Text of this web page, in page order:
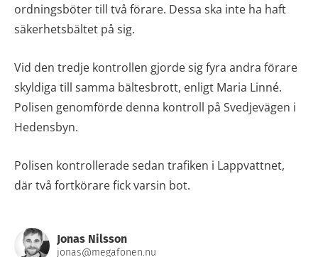
ordningsböter till två förare. Dessa ska inte ha haft
säkerhetsbältet på sig.
Vid den tredje kontrollen gjorde sig fyra andra förare
skyldiga till samma bältesbrott, enligt Maria Linné.
Polisen genomförde denna kontroll på Svedjevägen i
Hedensbyn.
Polisen kontrollerade sedan trafiken i Lappvattnet,
där två fortkörare fick varsin bot.
Jonas Nilsson
jonas@megafonen.nu